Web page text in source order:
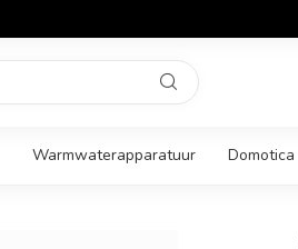
Warmwaterapparatuur Domotica